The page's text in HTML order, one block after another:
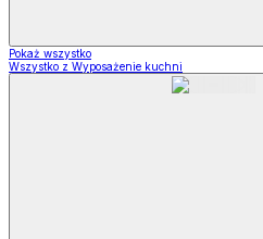
Pokaż wszystko
Wszystko z Wyposażenie kuchni